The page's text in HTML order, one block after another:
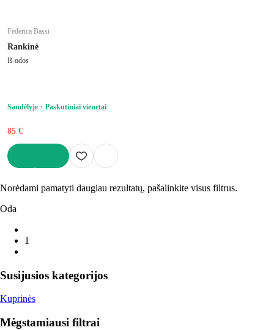
Federica Bassi
Rankinė
Iš odos
Sandėlyje Paskutiniai vienetai
85 €
Norėdami pamatyti daugiau rezultatų, pašalinkite visus filtrus.
Oda
1
Susijusios kategorijos
Kuprinės
Mėgstamiausi filtrai